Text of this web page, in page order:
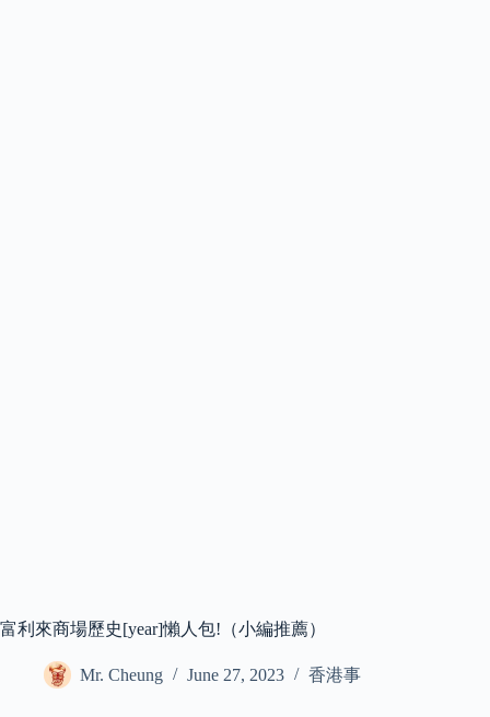
富利來商場歷史[year]懶人包!（小編推薦）
Mr. Cheung June 27, 2023 香港事